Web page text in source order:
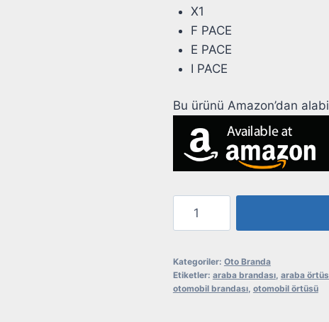
X1
F PACE
E PACE
I PACE
Bu ürünü Amazon’dan
Jaguar
adet
Kategoriler: Oto Branda
Etiketler: araba brandası, araba
otomobil brandası, otomobil örtüsü